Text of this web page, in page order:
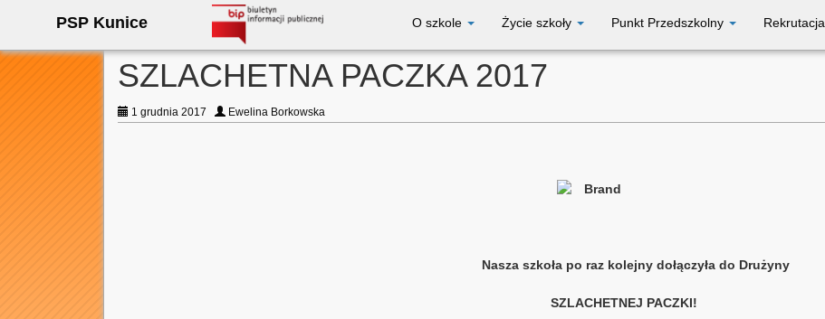
PSP Kunice O szkole Życie szkoły Punkt Przedszkolny Rekrutacja
SZLACHETNA PACZKA 2017
1 grudnia 2017 Ewelina Borkowska
Nasza szkoła po raz kolejny dołączyła do Drużyny
SZLACHETNEJ PACZKI!